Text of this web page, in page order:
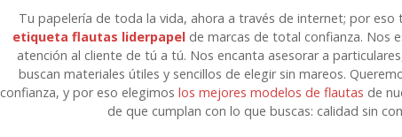
Tu papelería de toda la vida, ahora a través de internet; por eso
etiqueta flautas liderpapelde marcas de total confianza. Nos
atención al cliente de tú a tú. Nos encanta asesorar a
buscan materiales útiles y sencillos de elegir sin mareos.
confianza, y por eso elegimos los mejores modelos de flautas de
de que cumplan con lo que buscas: calidad sin